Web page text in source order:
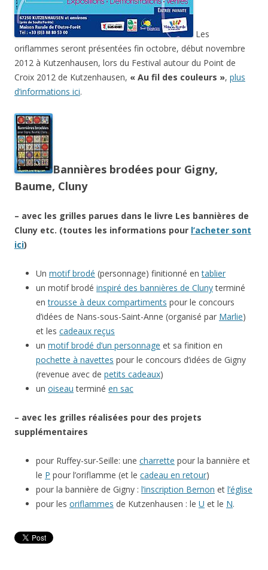
Les
oriflammes seront présentées fin octobre, début novembre
2012 à Kutzenhausen, lors du Festival autour du Point de
Croix 2012 de Kutzenhausen, « Au fil des couleurs », plus
d’informations ici.
Bannières brodées pour Gigny,
Baume, Cluny
– avec les grilles parues dans le livre Les bannières de
Cluny etc. (toutes les informations pour l’acheter sont
ici)
Un motif brodé (personnage) finitionné entablier
un motif brodé inspiré des bannières de Clunyterminé
entrousse à deux compartiments pour le concours
d’idées de Nans-sous-Saint-Anne (organisé par Marlie)
et les cadeaux reçus
un motif brodé d’un personnage et sa finition en
pochette à navettes pour le concours d’idées de Gigny
(revenue avec de petits cadeaux)
un oiseau terminé en sac
– avec les grilles réalisées pour des projets
supplémentaires
pour Ruffey-sur-Seille: une charrette pour la bannière et
le P pour l’oriflamme (et le cadeau en retour)
pour la bannière de Gigny : l’inscription Bernon et l’église
pour les oriflammes de Kutzenhausen : le U et le N.